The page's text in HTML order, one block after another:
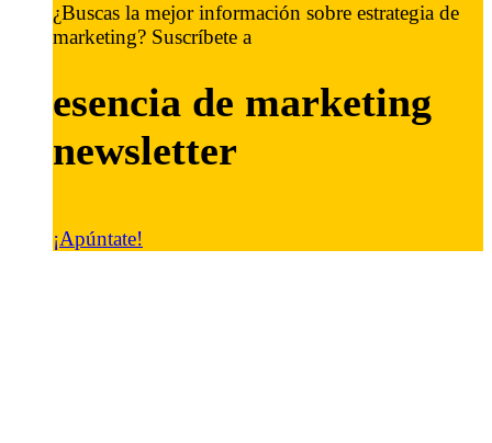
¿Buscas la mejor información sobre estrategia de
marketing? Suscríbete a
esencia de marketing
newsletter
¡Apúntate!